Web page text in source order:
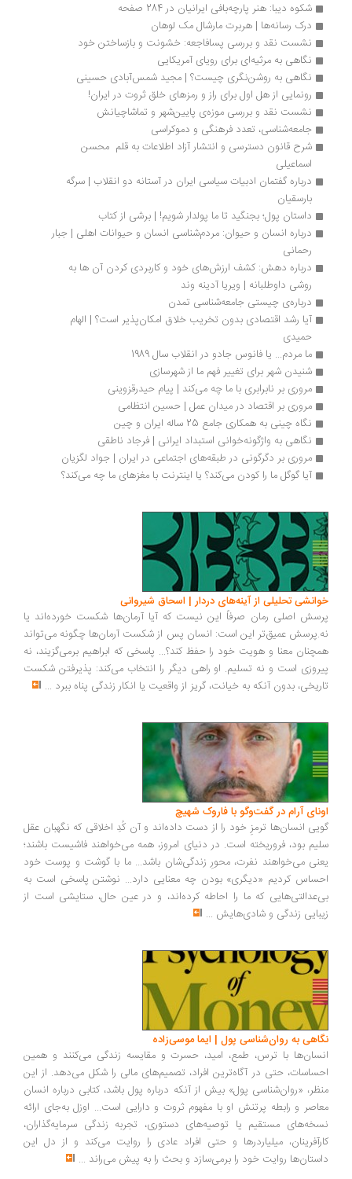
شکوه دیبا: هنر پارچه‌بافی ایرانیان در 284 صفحه
درک رسانه‌ها | هربرت مارشال مک لوهان
نشست نقد و بررسی پسافاجعه: خشونت و بازساختن خود
نگاهی به مرثیه‌ای برای رویای آمریکایی
نگاهی به روشن‌نگری چیست؟ | مجید شمس‌آبادی حسینی
رونمایی از هل اول برای راز و رمزهای خلق ثروت در ایران!
نشست نقد و بررسی موزه‌ی پایین‏‌شهر و تماشاچیانش
جامعه‌شناسی، تعدد فرهنگی و دموکراسی
شرح قانون دسترسی و انتشار آزاد اطلاعات به قلم  محسن
اسماعیلی
درباره گفتمان ادبیات سیاسی ایران در آستانه دو انقلاب | سرگه
بارسقیان
داستان پول؛ بجنگید تا ما پولدار شویم! | برشی از کتاب
درباره انسان و حیوان: مردم‌شناسی انسان و حیوانات اهلی | جبار
درباره دهش: کشف ارزش‌های خود و کاربردی کردن آن ها به
روشی داوطلبانه | ویریا آدینه وند
درباره‌ی چیستی جامعه‌شناسی تمدن
آیا رشد اقتصادی بدون تخریب خلاق امکان‌پذیر است؟ | الهام
ما مردم... یا فانوس جادو در انقلاب سال 1989
شنیدن شهر برای تغییر فهم ما از شهرسازی
مروری بر نابرابری با ما چه می‌کند | پیام حیدرقزوینی
مروری بر اقتصاد در میدان عمل | حسین انتظامی
نگاه چینی به همکاری جامع 25 ساله ایران و چین
نگاهی به واژگونه‌خوانی استبداد ایرانی | فرجاد ناطقی
مروری بر دگرگونی در طبقه‌های اجتماعی در ایران | جواد لگزیان
آیا گوگل ما را کودن می‌کند؟ یا اینترنت با مغزهای ما چه می‌کند؟
تحلیلی از آینه‌های دردار | اسحاق شیروانی
اصلی رمان صرفاً این نیست که آیا آرمان‌ها شکست خورده‌اند یا
عمیق‌تر این است: انسان پس از شکست آرمان‌ها چگونه می‌تواند
معنا و هویت خود را حفظ کند؟... پاسخی که ابراهیم برمی‌گزیند، نه
است و نه تسلیم. او راهی دیگر را انتخاب می‌کند: پذیرفتن شکست
بدون آنکه به خیانت، گریز از واقعیت یا انکار زندگی پناه ببرد...
آرام در گفت‌وگو با فاروک شهیچ‭
انسان‌ها ترمزِ خود را از دست داده‌اند و آن کُدِ اخلاقی که نگهبان عقل
بود، فروریخته است. در دنیای امروز، همه می‌خواهند فاشیست باشند؛
می‌خواهند نفرت، محورِ زندگی‌شان باشد... ما با گوشت و پوست خود
کردیم «دیگری» بودن چه معنایی دارد... نوشتن پاسخی است به
که ما را احاطه کرده‌اند، و در عین حال، ستایشی است از
زندگی و شادی‌هایش...
به روان‌شناسی پول | ایما موسی‌زاده
با ترس، طمع، امید، حسرت و مقایسه زندگی می‌کنند و همین
حتی در آگاه‌ترین افراد، تصمیم‌های مالی را شکل می‌دهد. از این
«روان‌شناسی پول» بیش از آنکه درباره پول باشد، کتابی درباره انسان
و رابطه پرتنش او با مفهوم ثروت و دارایی است... اوزل به‌جای ارائه
مستقیم یا توصیه‌های دستوری، تجربه زندگی سرمایه‌گذاران،
میلیاردرها و حتی افراد عادی را روایت می‌کند و از دل این
روایت خود را برمی‌سازد و بحث را به پیش می‌راند ...